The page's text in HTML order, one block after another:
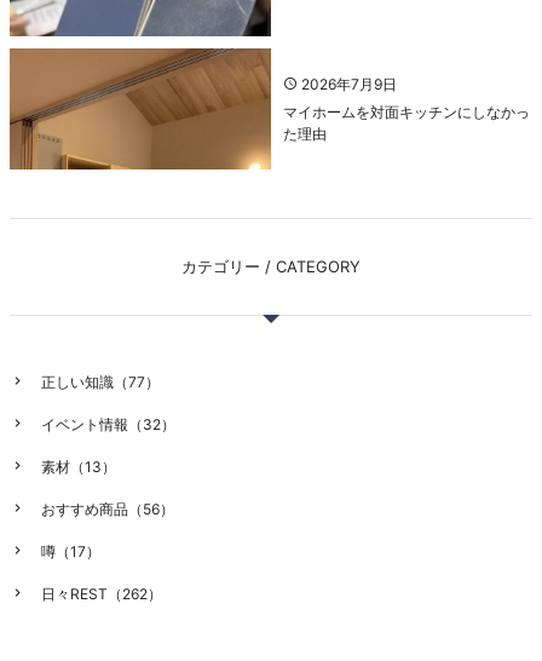
2026年7月9日
マイホームを対面キッチンにしなかっ
た理由
カテゴリー / CATEGORY
正しい知識（77）
イベント情報（32）
素材（13）
おすすめ商品（56）
噂（17）
日々REST（262）